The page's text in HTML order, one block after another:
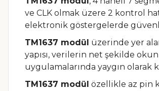
ve CLK olmak üzere 2 kontrol
elektronik göstergelerde
TM1637 modül üzerinde yer
yapısı, verilerin net şekilde
uygulamalarında yaygın olarak
TM1637 modül özellikle az pin